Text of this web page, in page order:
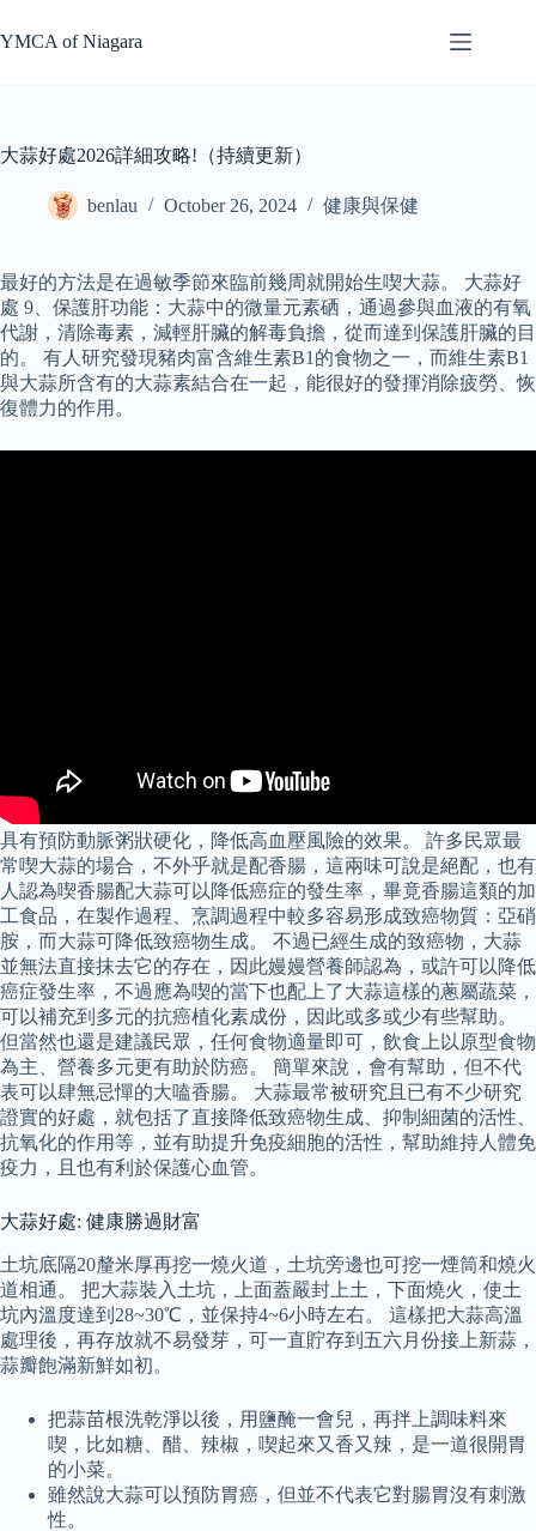
to
content
YMCA of Niagara
大蒜好處2026詳細攻略!（持續更新）
benlau October 26, 2024 健康與保健
最好的方法是在過敏季節來臨前幾周就開始生喫大蒜。 大蒜好
處 9、保護肝功能：大蒜中的微量元素硒，通過參與血液的有氧
代謝，清除毒素，減輕肝臟的解毒負擔，從而達到保護肝臟的目
的。 有人研究發現豬肉富含維生素B1的食物之一，而維生素B1
與大蒜所含有的大蒜素結合在一起，能很好的發揮消除疲勞、恢
復體力的作用。
具有預防動脈粥狀硬化，降低高血壓風險的效果。 許多民眾最
常喫大蒜的場合，不外乎就是配香腸，這兩味可說是絕配，也有
人認為喫香腸配大蒜可以降低癌症的發生率，畢竟香腸這類的加
工食品，在製作過程、烹調過程中較多容易形成致癌物質：亞硝
胺，而大蒜可降低致癌物生成。 不過已經生成的致癌物，大蒜
並無法直接抹去它的存在，因此嫚嫚營養師認為，或許可以降低
癌症發生率，不過應為喫的當下也配上了大蒜這樣的蔥屬蔬菜，
可以補充到多元的抗癌植化素成份，因此或多或少有些幫助。
但當然也還是建議民眾，任何食物適量即可，飲食上以原型食物
為主、營養多元更有助於防癌。 簡單來說，會有幫助，但不代
表可以肆無忌憚的大嗑香腸。 大蒜最常被研究且已有不少研究
證實的好處，就包括了直接降低致癌物生成、抑制細菌的活性、
抗氧化的作用等，並有助提升免疫細胞的活性，幫助維持人體免
疫力，且也有利於保護心血管。
大蒜好處: 健康勝過財富
土坑底隔20釐米厚再挖一燒火道，土坑旁邊也可挖一煙筒和燒火
道相通。 把大蒜裝入土坑，上面蓋嚴封上土，下面燒火，使土
坑內溫度達到28~30℃，並保持4~6小時左右。 這樣把大蒜高溫
處理後，再存放就不易發芽，可一直貯存到五六月份接上新蒜，
蒜瓣飽滿新鮮如初。
把蒜苗根洗乾淨以後，用鹽醃一會兒，再拌上調味料來
喫，比如糖、醋、辣椒，喫起來又香又辣，是一道很開胃
的小菜。
雖然說大蒜可以預防胃癌，但並不代表它對腸胃沒有刺激
性。